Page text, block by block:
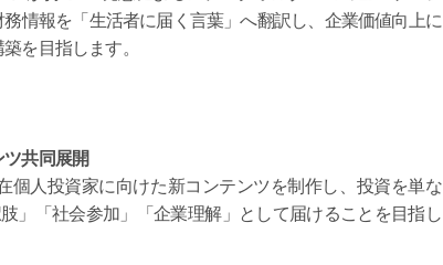
情報を「生活者に届く言葉」へ翻訳し、企業価値向上に
を目指します。
共同展開
個人投資家に向けた新コンテンツを制作し、投資を単な
」「社会参加」「企業理解」として届けることを目指し